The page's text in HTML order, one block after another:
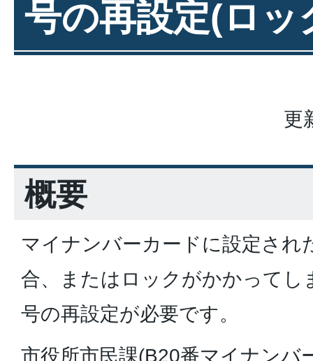
号の再設定(ロッ
更
概要
マイナンバーカードに設定され
合、またはロックがかかってし
号の再設定が必要です。
市役所市民課(B20番マイナンバ